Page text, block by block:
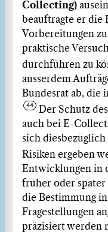
Collecting)
beauftragte er die
Vorbereitungen
praktische
durchführen zu
ausserdem
Bundesrat ab, die
Der Schutz
auch bei E-
sich
Risiken ergeben
Entwicklungen in
früher oder
die Bestimmung
Fragestellungen
präzisiert werden